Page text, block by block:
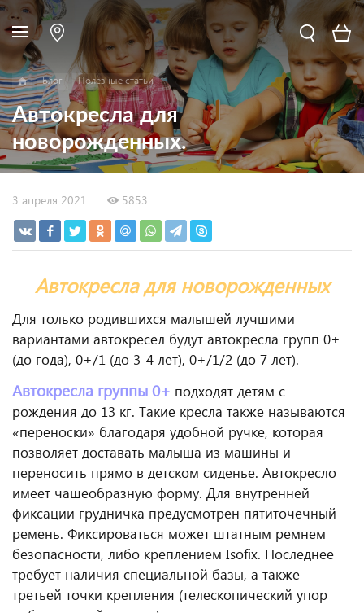
Блог Полезные статьи
Автокресла для
новорожденных.
3 апреля 2021 5853
Автокресла для новорожденных
Для только родившихся малышей лучшими
вариантами автокресел будут автокресла групп 0+
(до года), 0+/1 (до 3-4 лет), 0+/1/2 (до 7 лет).
Автокресла группы 0+ подходят детям с
рождения до 13 кг. Такие кресла также называются
«переноски» благодаря удобной ручке, которая
позволяет доставать малыша из машины и
переносить прямо в детском сиденье. Автокресло
имеет чашеобразную форму. Для внутренней
фиксации грудничка предусмотрен пятиточечный
ремень. Фиксироваться может штатным ремнем
безопасности, либо креплением Isofix. Последнее
требует наличия специальной базы, а также
третьей точки крепления (телескопический упор